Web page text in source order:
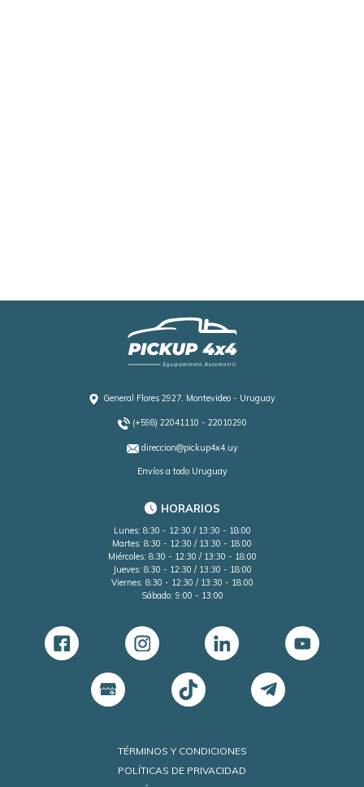
General Flores 2927, Montevideo - Uruguay
(+598) 22041110 - 22010290
direccion@pickup4x4.uy
Envíos a todo Uruguay
HORARIOS
Lunes: 8:30 - 12:30 / 13:30 - 18:00
Martes: 8:30 - 12:30 / 13:30 - 18:00
Miércoles: 8:30 - 12:30 / 13:30 - 18:00
Jueves: 8:30 - 12:30 / 13:30 - 18:00
Viernes: 8:30 - 12:30 / 13:30 - 18:00
Sábado: 9:00 - 13:00
TÉRMINOS Y CONDICIONES
POLÍTICAS DE PRIVACIDAD